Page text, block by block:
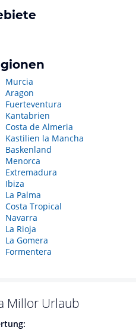
Murcia
Aragon
Fuerteventura
Kantabrien
Costa de Almeria
Kastilien la Mancha
Baskenland
Menorca
Extremadura
Ibiza
La Palma
Costa Tropical
Navarra
La Rioja
La Gomera
Formentera
Millor Urlaub